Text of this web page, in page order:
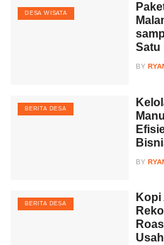
DESA WISATA
Satu
BY
BERITA DESA
BY
BERITA DESA
Kopi